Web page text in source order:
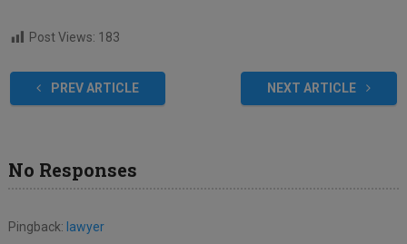
Post Views: 183
PREV ARTICLE NEXT ARTICLE
No Responses
Pingback: lawyer